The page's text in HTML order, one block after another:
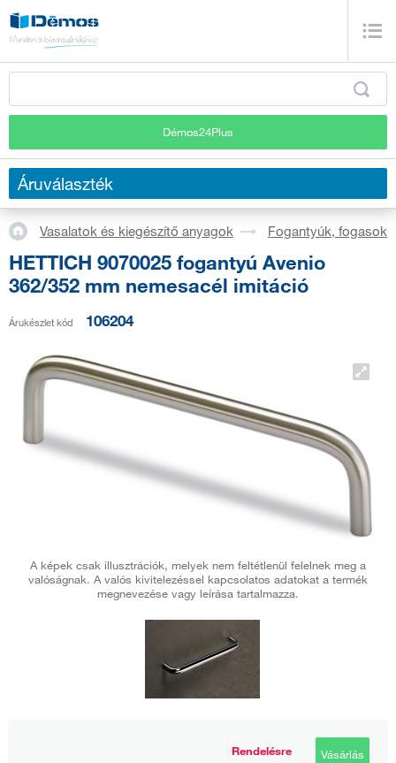
Démos24Plus
Áruválaszték
Vasalatok és kiegészítő anyagok Fogantyúk, fogasok
HETTICH 9070025 fogantyú Avenio
362/352 mm nemesacél imitáció
Árukészlet kód 106204
A képek csak illusztrációk, melyek nem feltétlenül felelnek meg a
valóságnak. A valós kivitelezéssel kapcsolatos adatokat a termék
megnevezése vagy leírása tartalmazza.
Rendelésre
Vásárlás